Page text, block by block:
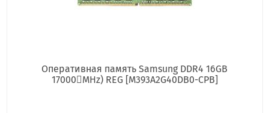
Оперативная память Samsung DDR4 16GB
17000񢋕MHz) REG [M393A2G40DB0-CPB]